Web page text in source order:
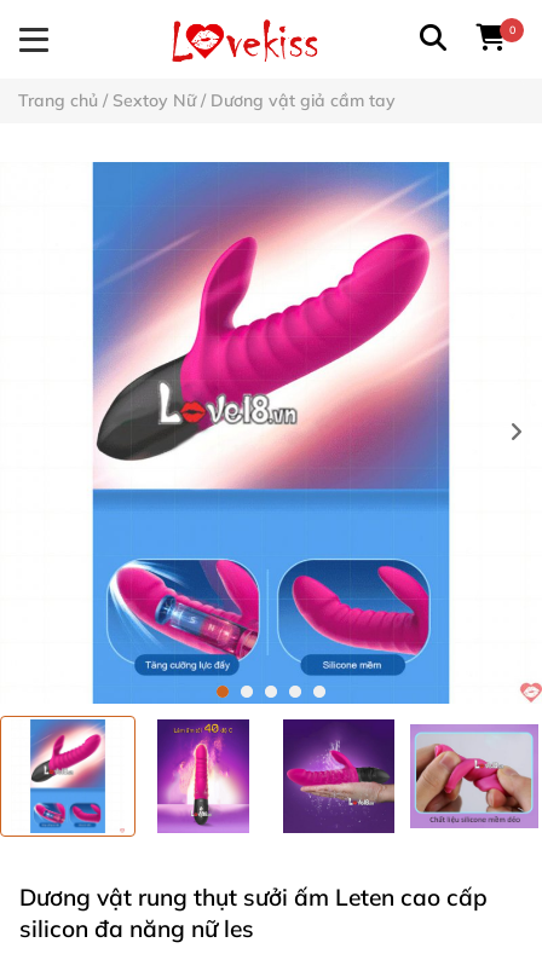
0
Trang chủ / Sextoy Nữ/ Dương vật giả cầm tay
Dương vật rung thụt sưởi ấm Leten cao cấp
silicon đa năng nữ les